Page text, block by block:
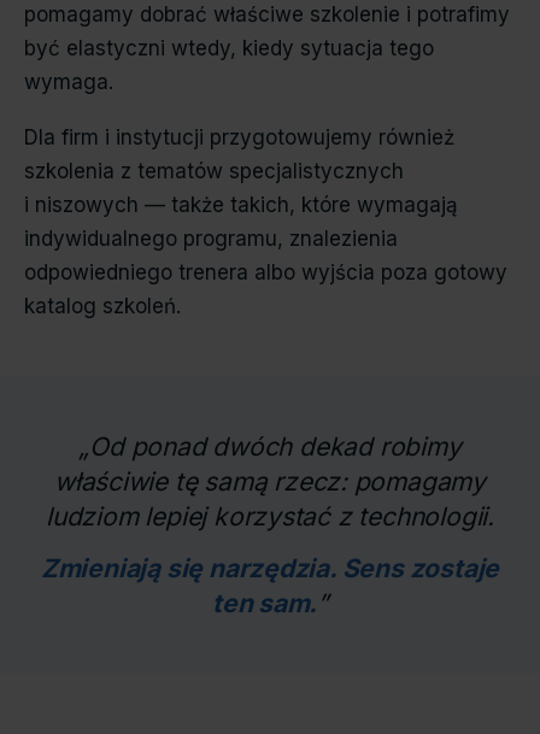
pomagamy dobrać właściwe szkolenie i potrafimy
być elastyczni wtedy, kiedy sytuacja tego
wymaga.
Dla firm i instytucji przygotowujemy również
szkolenia z tematów specjalistycznych
i niszowych — także takich, które wymagają
indywidualnego programu, znalezienia
odpowiedniego trenera albo wyjścia poza gotowy
katalog szkoleń.
„Od ponad dwóch dekad robimy
właściwie tę samą rzecz: pomagamy
ludziom lepiej korzystać z technologii.
Zmieniają się narzędzia. Sens zostaje
ten sam. ”